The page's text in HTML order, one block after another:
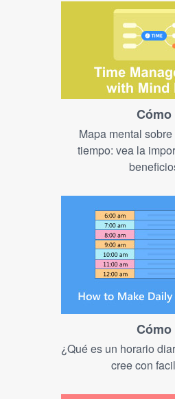
Cómo
Mapa mental
tiempo: vea la
Cómo
¿Qué es un horario
cree con